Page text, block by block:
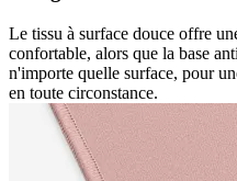
Le tissu à surface douce offre
confortable, alors que la base
n'importe quelle surface, pour
en toute circonstance.